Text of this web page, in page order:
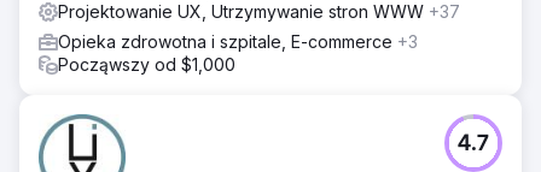
Projektowanie UX, Utrzymywanie stron WWW +37
Opieka zdrowotna i szpitale, E-commerce +3
Począwszy od $1,000
4.7